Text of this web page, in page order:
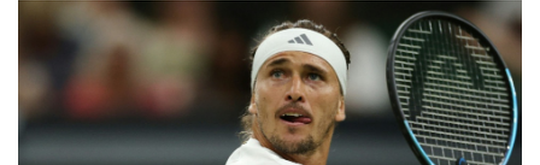
Torlos gegen Kaiserslautern: Stotterstart von Wolfsburg
Ätna auf Sizilien ausgebrochen - Flugverkehr in Catania
zeitweise eingeschränkt
Doppelpack Freigang: Frankfurt schlägt auch Malmö
Explosion mutmaßlich ukrainischer Drohne in Bulgarien löst